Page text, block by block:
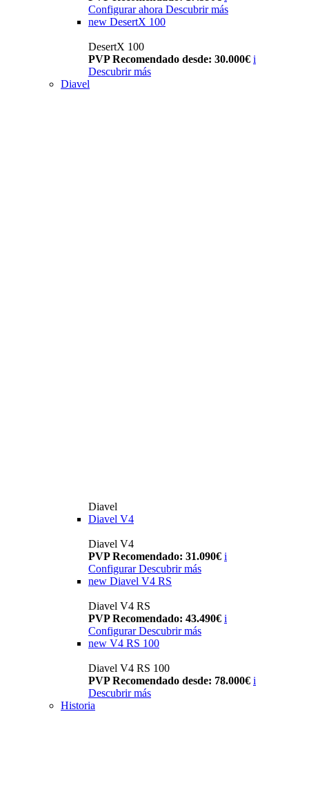
Configurar ahora Descubrir más
new DesertX 100
DesertX 100
PVP Recomendado desde: 30.000€ i
Descubrir más
Diavel
Diavel
Diavel V4
Diavel V4
PVP Recomendado: 31.090€ i
Configurar Descubrir más
new Diavel V4 RS
Diavel V4 RS
PVP Recomendado: 43.490€ i
Configurar Descubrir más
new V4 RS 100
Diavel V4 RS 100
PVP Recomendado desde: 78.000€ i
Descubrir más
Historia